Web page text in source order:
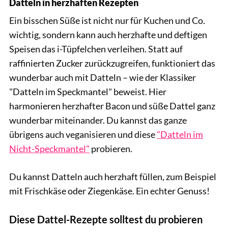
Datteln in herzhaften Rezepten
Ein bisschen Süße ist nicht nur für Kuchen und Co.
wichtig, sondern kann auch herzhafte und deftigen
Speisen das i-Tüpfelchen verleihen. Statt auf
raffinierten Zucker zurückzugreifen, funktioniert das
wunderbar auch mit Datteln – wie der Klassiker
"Datteln im Speckmantel" beweist. Hier
harmonieren herzhafter Bacon und süße Dattel ganz
wunderbar miteinander. Du kannst das ganze
übrigens auch veganisieren und diese"Datteln im
Nicht-Speckmantel" probieren.
Du kannst Datteln auch herzhaft füllen, zum Beispiel
mit Frischkäse oder Ziegenkäse. Ein echter Genuss!
Diese Dattel-Rezepte solltest du probieren